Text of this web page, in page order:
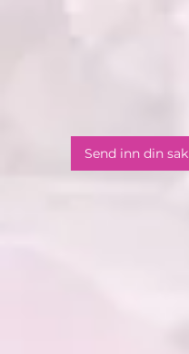
Send inn din sak